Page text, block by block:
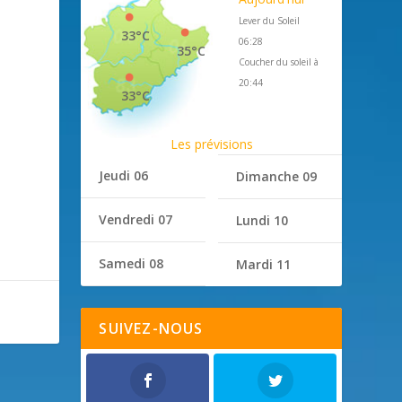
35°C
33°C
33°C
Lever du Soleil
06:28
Coucher du soleil à
20:44
Les prévisions
Jeudi 06
Vendredi 07
Samedi 08
Dimanche 09
Lundi 10
Mardi 11
SUIVEZ-NOUS